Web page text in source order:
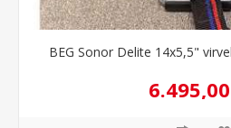
BEG Sonor Delite 14x5,5"